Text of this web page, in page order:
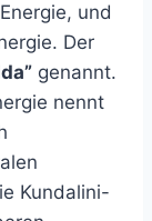
und
Der
genannt.
nennt
Kundalini-